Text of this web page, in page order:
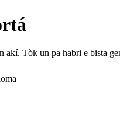
akí. Tòk un pa habri e bista